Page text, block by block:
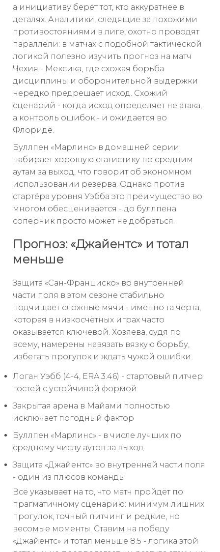
а инициативу берёт тот, кто аккуратнее в
деталях. Аналитики, следящие за похожими
противостояниями в лиге, охотно проводят
параллели: в матчах с подобной тактической
логикой полезно изучить прогноз на матч
Чехия - Мексика, где схожая борьба
дисциплины и оборонительной выдержки
нередко предрешает исход. Схожий
сценарий - когда исход определяет не атака,
а контроль ошибок - и ожидается во
Флориде.
Буллпен «Марлинс» в домашней серии
набирает хорошую статистику по средним
аутам за выход, что говорит об экономном
использовании резерва. Однако против
стартёра уровня Уэбба это преимущество во
многом обесценивается - до буллпена
соперник просто может не добраться.
Прогноз: «Джайентс» и тотал
меньше
Защита «Сан-Франциско» во внутренней
части поля в этом сезоне стабильно
подчищает сложные мячи - именно та черта,
которая в низкосчётных играх часто
оказывается ключевой. Хозяева, судя по
всему, намерены навязать вязкую борьбу,
избегать прогулок и ждать чужой ошибки.
Логан Уэбб (4-4, ERA 3.46) - стартовый питчер
гостей с устойчивой формой
Закрытая арена в Майами полностью
исключает погодный фактор
Буллпен «Марлинс» - в числе лучших по
среднему числу аутов за выход
Защита «Джайентс» во внутренней части поля
- один из плюсов команды
Всё указывает на то, что матч пройдёт по
прагматичному сценарию: минимум лишних
прогулок, точный питчинг и редкие, но
весомые моменты. Ставим на победу
«Джайентс» и тотал меньше 8.5 - логика этой